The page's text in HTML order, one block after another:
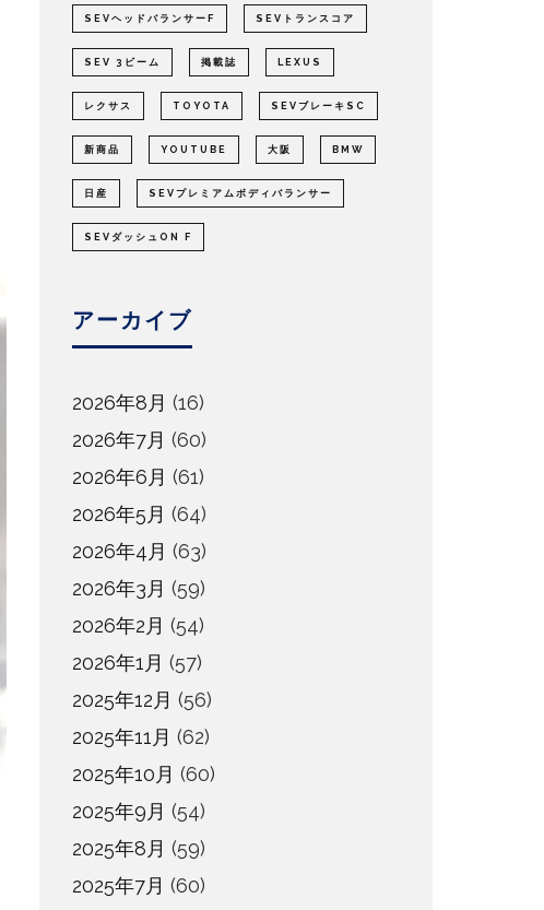
SEVヘッドバランサーF SEVトランスコア
SEV 3ビーム 掲載誌 LEXUS
レクサス TOYOTA SEVブレーキSC
新商品 YOUTUBE 大阪 BMW
日産 SEVプレミアムボディバランサー
SEVダッシュON F
アーカイブ
2026年8月 (16)
2026年7月 (60)
2026年6月 (61)
2026年5月 (64)
2026年4月 (63)
2026年3月 (59)
2026年2月 (54)
2026年1月 (57)
2025年12月 (56)
2025年11月 (62)
2025年10月 (60)
2025年9月 (54)
2025年8月 (59)
2025年7月 (60)